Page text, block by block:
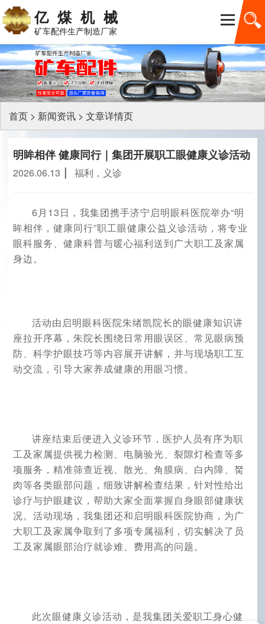
亿煤机械
矿车配件生产制造厂家
首页> 新闻资讯> 文章详情页
明眸相伴 健康同行｜集团开展职工眼健康义诊活动
2026.06.13 | 福利，义诊
6月13日，我集团携手济宁启明眼科医院举办“明
眸相伴，健康同行”职工眼健康公益义诊活动，将专业
眼科服务、健康科普与暖心福利送到广大职工及家属
身边。
活动由启明眼科医院朱绪凯院长的眼健康知识讲
座拉开序幕，朱院长围绕日常用眼误区、常见眼病预
防、科学护眼技巧等内容展开讲解，并与现场职工互
动交流，引导大家养成健康的用眼习惯。
讲座结束后便进入义诊环节，医护人员有序为职
工及家属提供视力检测、电脑验光、裂隙灯检查等多
项服务，精准筛查近视、散光、角膜病、白内障、胬
肉等各类眼部问题，细致讲解检查结果，针对性给出
诊疗与护眼建议，帮助大家全面掌握自身眼部健康状
况。活动现场，我集团还和启明眼科医院协商，为广
大职工及家属争取到了多项专属福利，切实解决了员
工及家属眼部治疗就诊难、费用高的问题。
此次眼健康义诊活动，是我集团关爱职工身心健